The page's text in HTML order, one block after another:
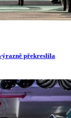
překreslila